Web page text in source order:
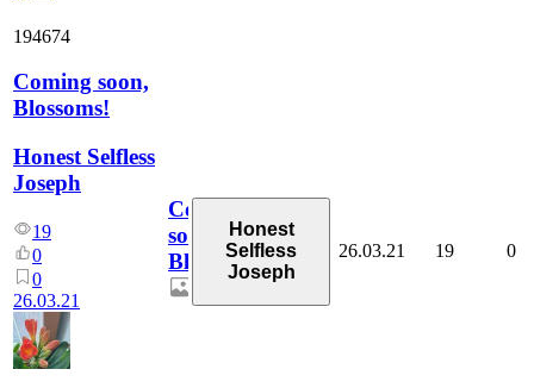
194674
Coming soon,
Blossoms!
Honest Selfless
Joseph
19
0
0
26.03.21
Coming
soon,
Blossoms!
Honest
Selfless
Joseph
26.03.21 19 0